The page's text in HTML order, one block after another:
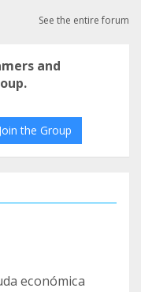
See the entire forum
and
Join the Group
económica